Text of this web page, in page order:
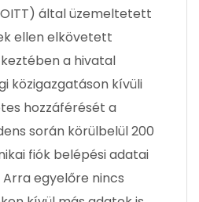
által üzemeltetett
ellen elkövetett
a hivatal
közigazgatáson kívüli
hozzáférését a
során körülbelül 200
fiók belépési adatai
egyelőre nincs